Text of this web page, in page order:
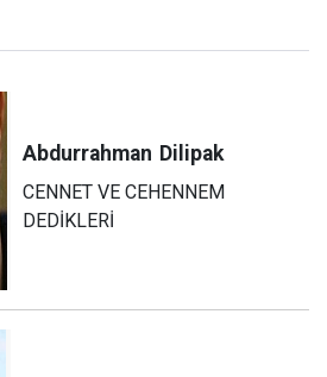
Abdurrahman Dilipak
CENNET VE CEHENNEM
DEDİKLERİ